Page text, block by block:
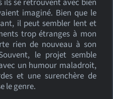
se retrouvent avec bien
imaginé. Bien que le
il peut sembler lent et
trop étranges à mon
rien de nouveau à son
le projet semble
un humour maladroit,
et une surenchère de
le genre.